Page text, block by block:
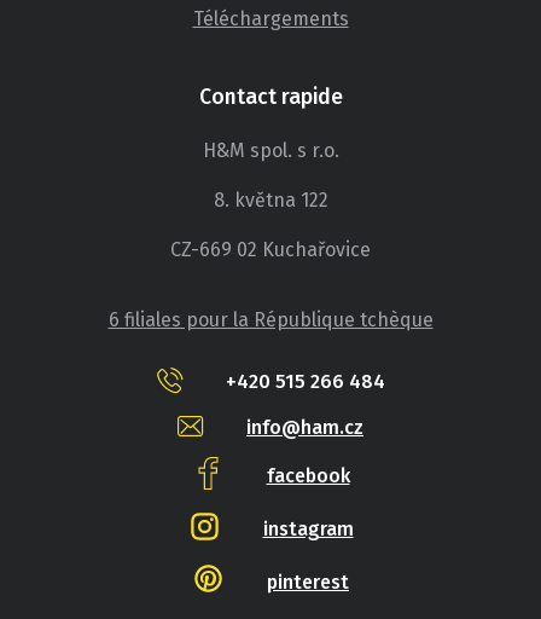
Téléchargements
Contact rapide
H&M spol. s r.o.
8. května 122
CZ-669 02 Kuchařovice
6 filiales pour la République tchèque
+420 515 266 484
info@ham.cz
facebook
instagram
pinterest